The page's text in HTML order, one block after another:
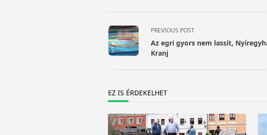
<span
class="nav-
subtitle
text">Page</span>
PREVIOUS POST
Az egri gyors nem lassít,
Kranj
EZ IS ÉRDEKELHET